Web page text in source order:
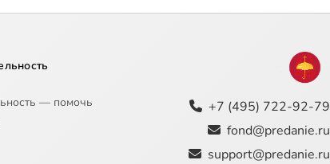
— помочь
+7 (495) 722-92-79
fond@predanie.ru
support@predanie.ru